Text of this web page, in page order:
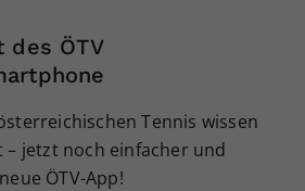
des ÖTV
Tennis wissen
jetzt noch einfacher und
ÖTV-App!